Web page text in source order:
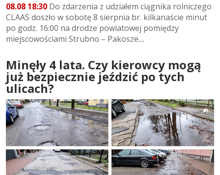
08.08 18:30 Do zdarzenia z udziałem ciągnika rolniczego
CLAAS doszło w sobotę 8 sierpnia br. kilkanaście minut
po godz. 16:00 na drodze powiatowej pomiędzy
miejscowościami Strubno – Pakosze....
Minęły 4 lata. Czy kierowcy mogą
już bezpiecznie jeździć po tych
ulicach?